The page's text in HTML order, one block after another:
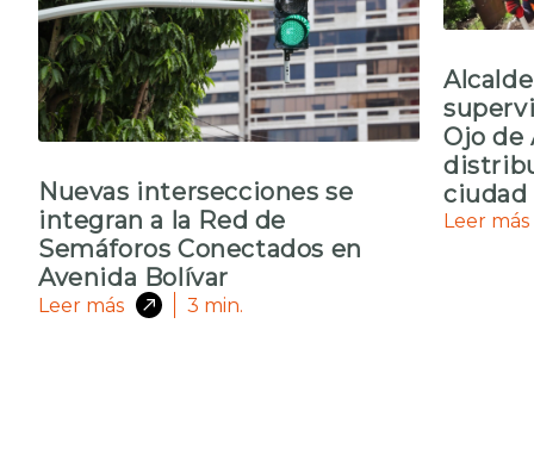
Nuevas intersecciones se
integran a la Red de
Semáforos Conectados en
Avenida Bolívar
Leer más 3 min.
Ojo de
ciudad
Leer más